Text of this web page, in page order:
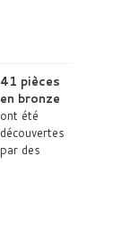
41 pièces
en bronze
ont été
découvertes
par des